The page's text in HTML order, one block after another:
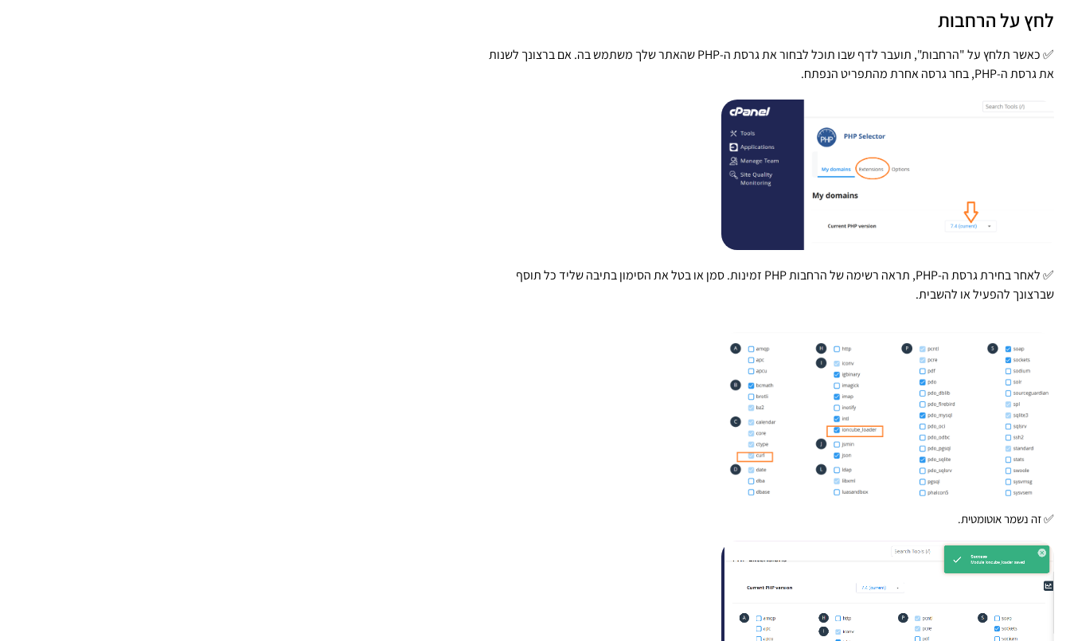
לחץ על הרחבות
✅ כאשר תלחץ על "הרחבות", תועבר לדף שבו תוכל לבחור את גרסת ה-PHP שהאתר שלך משתמש בה. אם ברצונך לשנות
את גרסת ה-PHP, בחר גרסה אחרת מהתפריט הנפתח.
✅ לאחר בחירת גרסת ה-PHP, תראה רשימה של הרחבות PHP זמינות. סמן או בטל את הסימון בתיבה שליד כל תוסף
שברצונך להפעיל או להשבית.
✅ זה נשמר אוטומטית.